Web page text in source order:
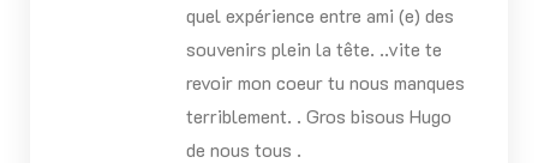
quel expérience entre ami (e) des
souvenirs plein la tête. ..vite te
revoir mon coeur tu nous manques
terriblement. . Gros bisous Hugo
de nous tous .